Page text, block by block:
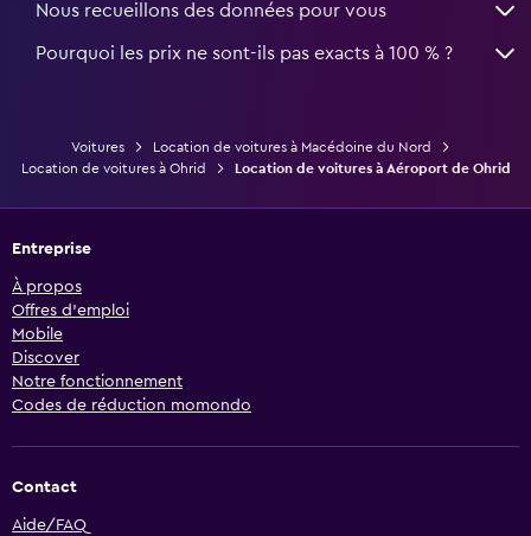
Nous recueillons des données pour vous
Pourquoi les prix ne sont-ils pas exacts à 100 % ?
Voitures
Location de voitures à Macédoine du Nord
Location de voitures à Ohrid
Location de voitures à Aéroport de Ohrid
Entreprise
À propos
Offres d’emploi
Mobile
Discover
Notre fonctionnement
Codes de réduction momondo
Contact
Aide/FAQ